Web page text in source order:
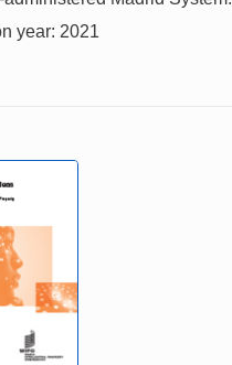
year: 2021